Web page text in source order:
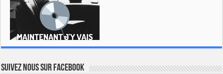
Suivez nous sur Facebook